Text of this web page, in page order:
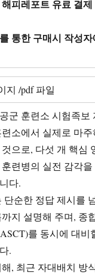
피레포트 유료 결
통한 구매시 작성
지 /pdf 파일
군 훈련소 시험족보
소에서 실제로 마
으로, 다섯 개 핵심
련병의 실전 감각
다.
순한 정답 제시를
지 설명해 주며, 종
를 동시에 대비
.
, 최근 자대배치 방